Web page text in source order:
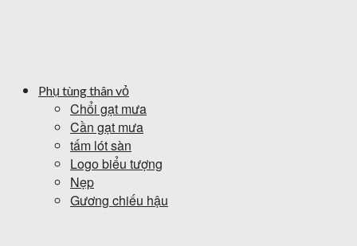
Phụ tùng thân vỏ
Chổi gạt mưa
Cần gạt mưa
tấm lót sàn
Logo biểu tượng
Nẹp
Gương chiếu hậu